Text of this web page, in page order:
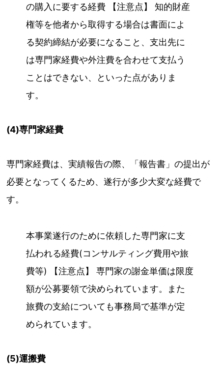
の購入に要する経費 【注意点】 知的財産
権等を他者から取得する場合は書面によ
る契約締結が必要になること、支出先に
は専門家経費や外注費を合わせて支払う
ことはできない、といった点がありま
す。
(4)専門家経費
専門家経費は、実績報告の際、「報告書」の提出が
必要となってくるため、遂行が多少大変な経費で
す。
本事業遂行のために依頼した専門家に支
払われる経費(コンサルティング費用や旅
費等) 【注意点】 専門家の謝金単価は限度
額が公募要領で決められています。また
旅費の支給についても事務局で基準が定
められています。
(5)運搬費